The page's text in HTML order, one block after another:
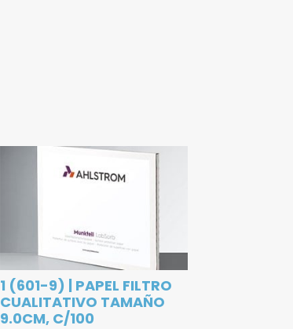
1 (601-9) | PAPEL FILTRO
CUALITATIVO TAMAÑO
9.0CM, C/100